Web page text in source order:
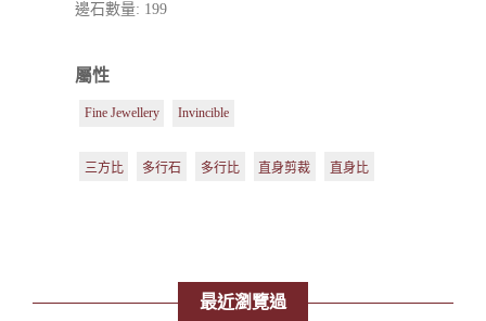
邊石數量: 199
屬性
Fine Jewellery Invincible
三方比 多行石 多行比 直身剪裁 直身比
最近瀏覽過